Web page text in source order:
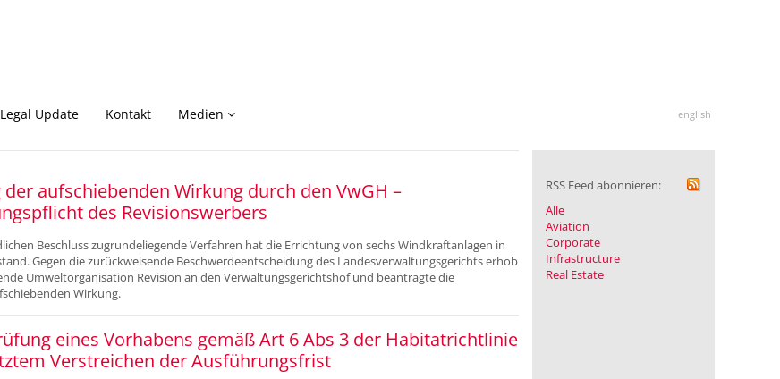
Legal Update Kontakt Medien english
aufschiebenden Wirkung durch den VwGH –
des Revisionswerbers
Beschluss zugrundeliegende Verfahren hat die Errichtung von sechs Windkraftanlagen in
Gegen die zurückweisende Beschwerdeentscheidung des Landesverwaltungsgerichts erhob
Umweltorganisation Revision an den Verwaltungsgerichtshof und beantragte die
Wirkung.
eines Vorhabens gemäß Art 6 Abs 3 der Habitatrichtlinie
Verstreichen der Ausführungsfrist
RSS Feed abonnieren:
Alle
Aviation
Corporate
Infrastructure
Real Estate